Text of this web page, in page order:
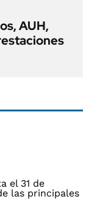
AUH,